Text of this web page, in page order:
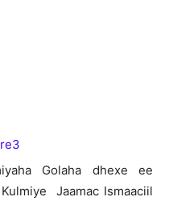
Golaha dhexe ee
Jaamac Ismaaciil